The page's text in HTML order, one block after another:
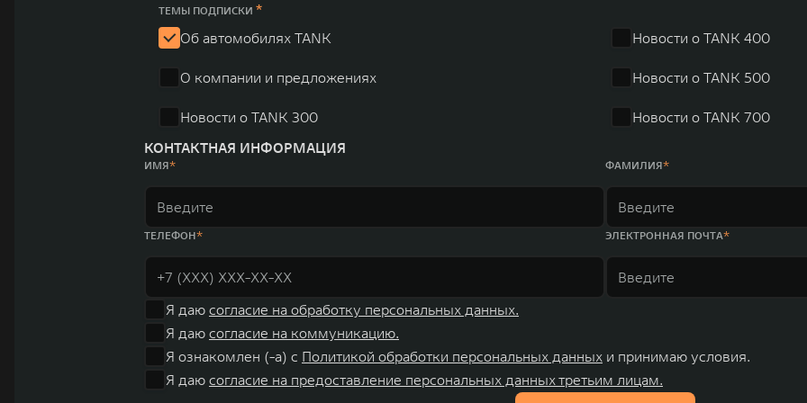
юаней (1,6 трлн рублей). С 1998 года Great Wall Motor занимает первое место по объёмам продаж пикапов в
систему исследований и разработок, включая центры в России, Китае, Японии, США, Германии, Индии, Австрии и
ТЕМЫ ПОДПИСКИ *
Об автомобилях TANK
О компании и предложениях
Новости о TANK 300
Новости о TANK 400
Новости о TANK 500
Новости о TANK 700
КОНТАКТНАЯ ИНФОРМАЦИЯ
ИМЯ ФАМИЛИЯ
ТЕЛЕФОН ЭЛЕКТРОННАЯ ПОЧТА
Я даю согласие на обработку персональных данных.
Я даю согласие на коммуникацию.
Я ознакомлен (-а) с Политикой обработки персональных данных и принимаю условия.
Я даю согласие на предоставление персональных данных третьим лицам.